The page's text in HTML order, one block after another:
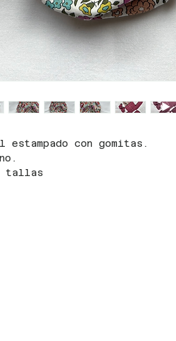
estampado con gomitas.
tallas